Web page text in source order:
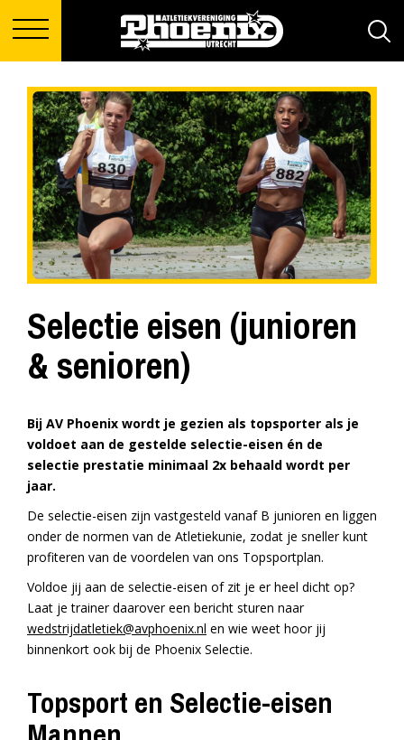
Selectie eisen (junioren
& senioren)
Bij AV Phoenix wordt je gezien als topsporter als je
voldoet aan de gestelde selectie-eisen én de
selectie prestatie minimaal 2x behaald wordt per
jaar.
De selectie-eisen zijn vastgesteld vanaf B junioren en liggen
onder de normen van de Atletiekunie, zodat je sneller kunt
profiteren van de voordelen van ons Topsportplan.
Voldoe jij aan de selectie-eisen of zit je er heel dicht op?
Laat je trainer daarover een bericht sturen naar
wedstrijdatletiek@avphoenix.nl en wie weet hoor jij
binnenkort ook bij de Phoenix Selectie.
Topsport en Selectie-eisen